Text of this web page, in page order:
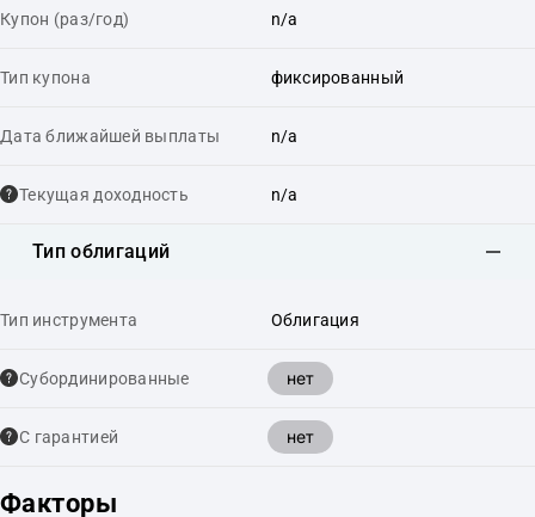
Купон (раз/год) n/a
Тип купона фиксированный
Дата ближайшей выплаты n/a
Текущая доходность n/a
Тип облигаций
Тип инструмента Облигация
Cубординированные нет
С гарантией нет
Факторы